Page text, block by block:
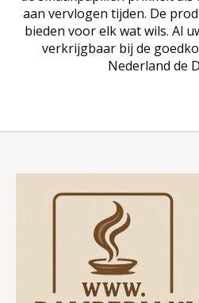
aan vervlogen tijden. De
bieden voor elk wat wils. Al
verkrijgbaar bij de
Nederland de